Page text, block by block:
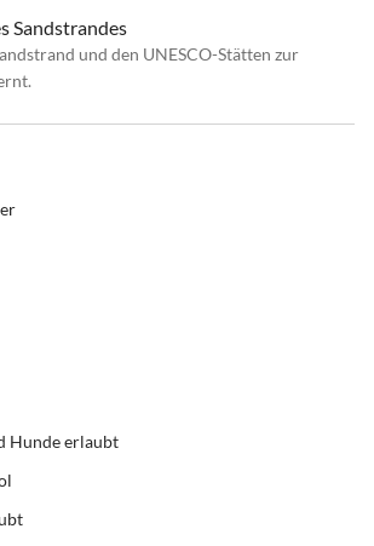
Sandstrandes
und den UNESCO-Stätten zur
Hunde erlaubt